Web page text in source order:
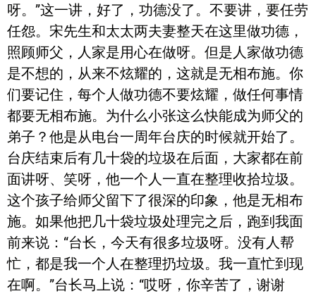
呀。”这一讲，好了，功德没了。不要讲，要任劳
任怨。宋先生和太太两夫妻整天在这里做功德，
照顾师父，人家是用心在做呀。但是人家做功德
是不想的，从来不炫耀的，这就是无相布施。你
们要记住，每个人做功德不要炫耀，做任何事情
都要无相布施。为什么小张这么快能成为师父的
弟子？他是从电台一周年台庆的时候就开始了。
台庆结束后有几十袋的垃圾在后面，大家都在前
面讲呀、笑呀，他一个人一直在整理收拾垃圾。
这个孩子给师父留下了很深的印象，他是无相布
施。如果他把几十袋垃圾处理完之后，跑到我面
前来说：“台长，今天有很多垃圾呀。没有人帮
忙，都是我一个人在整理扔垃圾。我一直忙到现
在啊。”台长马上说：“哎呀，你辛苦了，谢谢